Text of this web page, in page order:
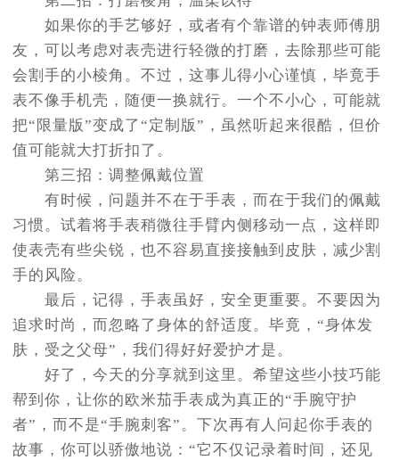
如果你的手艺够好，或者有个靠谱的钟表师傅朋
友，可以考虑对表壳进行轻微的打磨，去除那些可能
会割手的小棱角。不过，这事儿得小心谨慎，毕竟手
表不像手机壳，随便一换就行。一个不小心，可能就
把“限量版”变成了“定制版”，虽然听起来很酷，但价
值可能就大打折扣了。
第三招：调整佩戴位置
有时候，问题并不在于手表，而在于我们的佩戴
习惯。试着将手表稍微往手臂内侧移动一点，这样即
使表壳有些尖锐，也不容易直接接触到皮肤，减少割
手的风险。
最后，记得，手表虽好，安全更重要。不要因为
追求时尚，而忽略了身体的舒适度。毕竟，“身体发
肤，受之父母”，我们得好好爱护才是。
好了，今天的分享就到这里。希望这些小技巧能
帮到你，让你的欧米茄手表成为真正的“手腕守护
者”，而不是“手腕刺客”。下次再有人问起你手表的
故事，你可以骄傲地说：“它不仅记录着时间，还见